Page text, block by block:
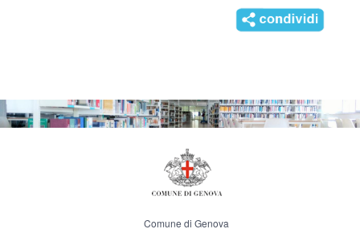
Comune di Genova